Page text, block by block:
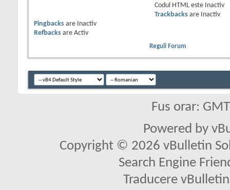
Codul HTML este
Inactiv
Trackbacksare
Inactiv
Pingbacks are
Inactiv
Refbacks are Activ
Reguli Forum
Fus orar:
Powered by
Copyright © 2026 vBulletin
Search Engine
Traducere